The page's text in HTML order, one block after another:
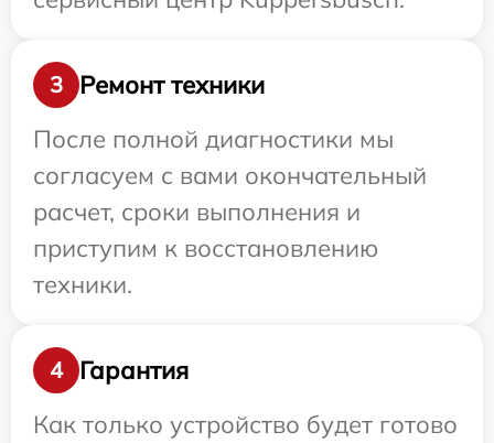
3
Ремонт техники
После полной диагностики мы
согласуем с вами окончательный
расчет, сроки выполнения и
приступим к восстановлению
техники.
4
Гарантия
Как только устройство будет готово